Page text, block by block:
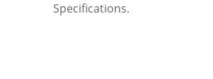
Specifications.